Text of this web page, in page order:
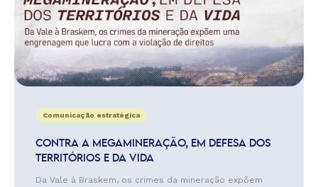
Comunicação estratégica
CONTRA A MEGAMINERAÇÃO, EM DEFESA DOS
TERRITÓRIOS E DA VIDA
Da Vale à Braskem, os crimes da mineração expõem